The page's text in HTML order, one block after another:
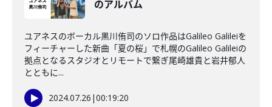
のアルバム
ユアネスのボーカル黒川侑司のソロ作品はGalileo Galileiを
フィーチャーした新曲「夏の桜」で札幌のGalileo Galileiの
拠点となるスタジオとリモートで繋ぎ尾崎雄貴と岩井郁人
とともに...
2024.07.26 |00:19:20